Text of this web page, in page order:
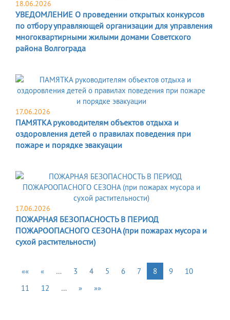
18.06.2026
УВЕДОМЛЕНИЕ О проведении открытых конкурсов
по отбору управляющей организации для управления
многоквартирными жилыми домами Советского
района Волгограда
17.06.2026
ПАМЯТКА руководителям объектов отдыха и
оздоровления детей о правилах поведения при
пожаре и порядке эвакуации
17.06.2026
ПОЖАРНАЯ БЕЗОПАСНОСТЬ В ПЕРИОД
ПОЖАРООПАСНОГО СЕЗОНА (при пожарах мусора и
сухой растительности)
«« « … 3 4 5 6 7 8 9
10
11
12 … » »»